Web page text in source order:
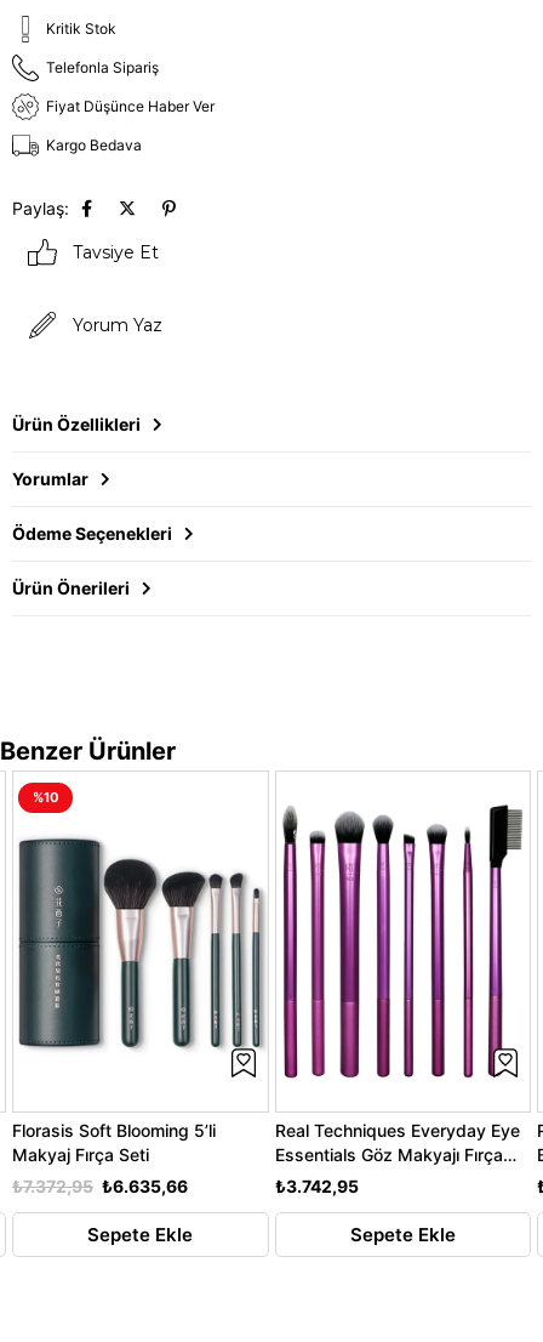
Kritik Stok
Telefonla Sipariş
Fiyat Düşünce Haber Ver
Kargo Bedava
Paylaş:
Tavsiye Et
Yorum Yaz
Ürün Özellikleri
Yorumlar
Ödeme Seçenekleri
Ürün Önerileri
Benzer Ürünler
Florasis Soft Blooming 5’li
Makyaj Fırça Seti
₺6.635,66
₺7.372,95
Sepete Ekle
%10
Real Techniques Everyday Eye
Essentials Göz Makyajı Fırça
Seti
₺3.742,95
Sepete Ekle